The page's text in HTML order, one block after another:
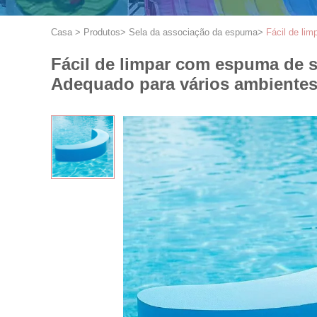
Casa > Produtos> Sela da associação da espuma> Fácil de
Fácil de limpar com espuma de
Adequado para vários